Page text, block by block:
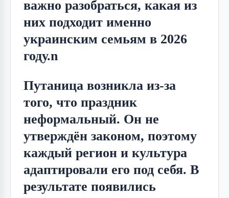
важно разобраться, какая из
них подходит именно
украинским семьям в 2026
году.n
Путаница возникла из-за
того, что праздник
неформальный. Он не
утверждён законом, поэтому
каждый регион и культура
адаптировали его под себя. В
результате появились